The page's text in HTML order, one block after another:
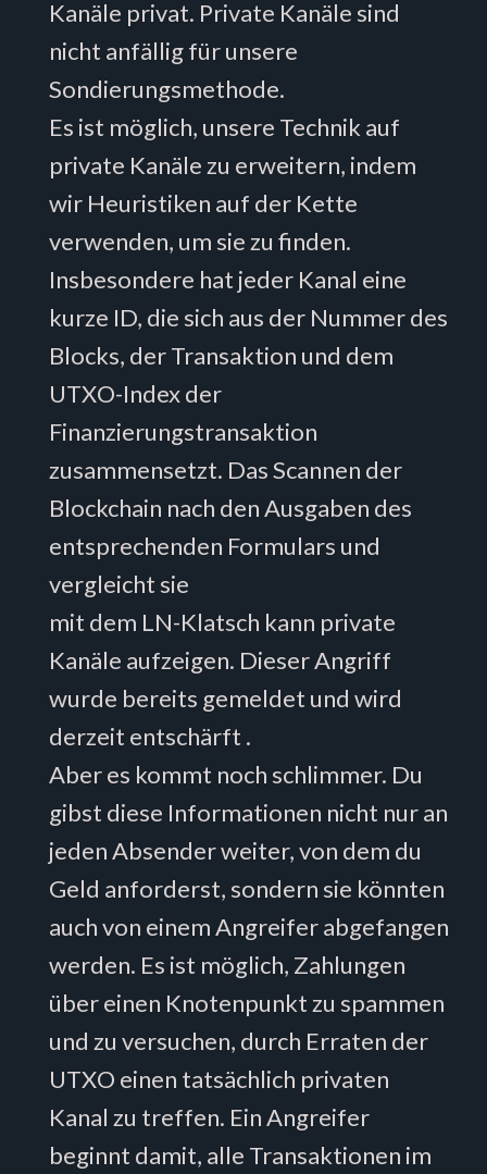
Kanäle privat. Private Kanäle sind
nicht anfällig für unsere
Sondierungsmethode.
Es ist möglich, unsere Technik auf
private Kanäle zu erweitern, indem
wir Heuristiken auf der Kette
verwenden, um sie zu finden.
Insbesondere hat jeder Kanal eine
kurze ID, die sich aus der Nummer des
Blocks, der Transaktion und dem
UTXO-Index der
Finanzierungstransaktion
zusammensetzt. Das Scannen der
Blockchain nach den Ausgaben des
entsprechenden Formulars und
vergleicht sie
mit dem LN-Klatsch kann private
Kanäle aufzeigen. Dieser Angriff
wurde bereits gemeldet und wird
derzeit entschärft .
Aber es kommt noch schlimmer. Du
gibst diese Informationen nicht nur an
jeden Absender weiter, von dem du
Geld anforderst, sondern sie könnten
auch von einem Angreifer abgefangen
werden. Es ist möglich, Zahlungen
über einen Knotenpunkt zu spammen
und zu versuchen, durch Erraten der
UTXO einen tatsächlich privaten
Kanal zu treffen. Ein Angreifer
beginnt damit, alle Transaktionen im